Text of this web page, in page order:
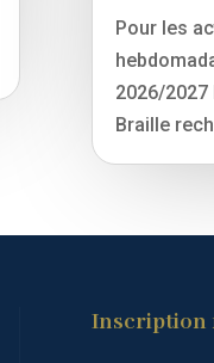
Pour les
2026/
Braille
Inscription